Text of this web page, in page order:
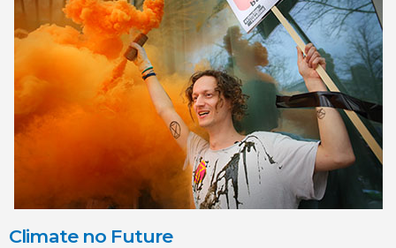
Climate no Future